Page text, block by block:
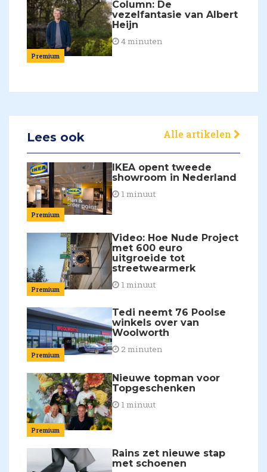
Premium
Column: De
vezelfantasie van Albert
Heijn
4 minuten
Lees ook Alle artikelen
Premium
IKEA opent tweede
showroom in Nederland
1 minuut
Premium
Video: Hoe Nude Project
met 600 euro
uitgroeide tot
streetwearmerk
1 minuut
Premium
Tedi neemt 76 Poolse
winkels over van
Woolworth
2 minuten
Premium
Nieuwe topman voor
Topgeschenken
1 minuut
Rains zet nieuwe stap
met schoenen